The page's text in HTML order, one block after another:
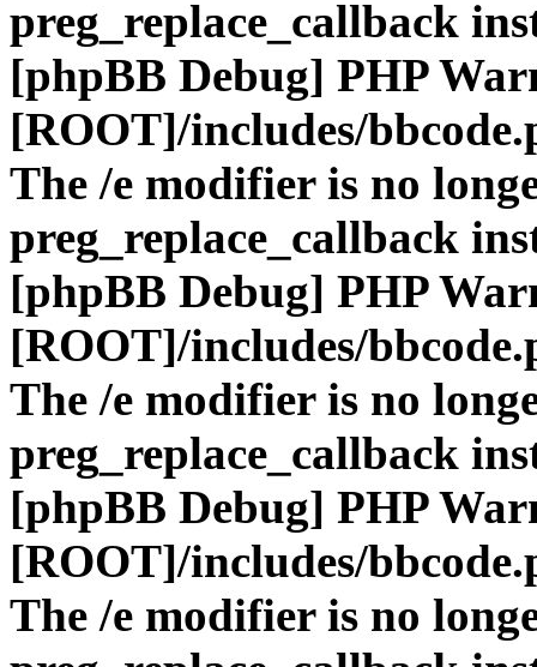
preg_replace_callback
[phpBB Debug] PHP
[ROOT]/includes/
The /e modifier is no
preg_replace_callback
[phpBB Debug] PHP
[ROOT]/includes/
The /e modifier is no
preg_replace_callback
[phpBB Debug] PHP
[ROOT]/includes/
The /e modifier is no